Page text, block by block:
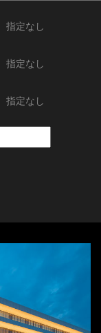
指定なし
指定なし
指定なし